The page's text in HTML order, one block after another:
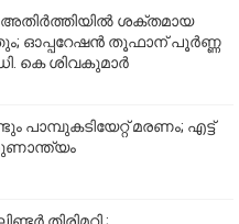
ശക്തമായ
ഓപ്പറേഷൻ തൂഫാന് പൂർണ്ണ
കെ ശിവകുമാർ
പാമ്പുകടിയേറ്റ് മരണം; എട്ട്